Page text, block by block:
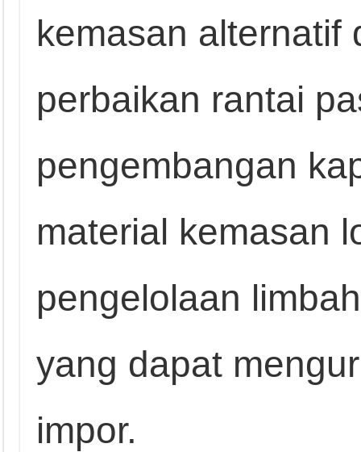
kemasan alternatif
perbaikan rantai
pengembangan
material kemasan
pengelolaan
yang dapat
impor.